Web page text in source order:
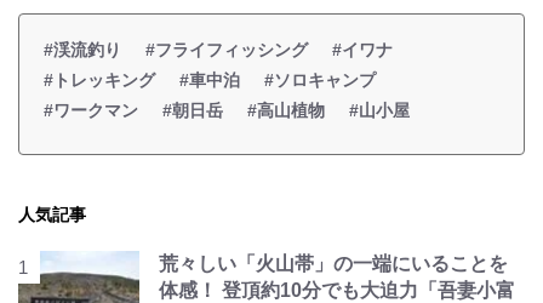
#渓流釣り #フライフィッシング
#イワナ
#トレッキング
#車中泊
#ソロキャンプ
#ワークマン
#朝日岳 #高山植物 #山小屋
人気記事
荒々しい「火山帯」の一端にいることを
体感！ 登頂約10分でも大迫力「吾妻小富